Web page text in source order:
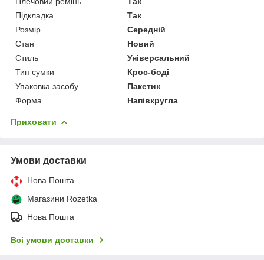
Підкладка
Так
Розмір
Середній
Стан
Новий
Стиль
Універсальний
Тип сумки
Крос-боді
Упаковка засобу
Пакетик
Форма
Напівкругла
Приховати
Умови доставки
Нова Пошта
Магазини Rozetka
Нова Пошта
Всі умови доставки